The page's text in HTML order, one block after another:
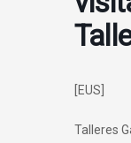
[EUS]
Talleres